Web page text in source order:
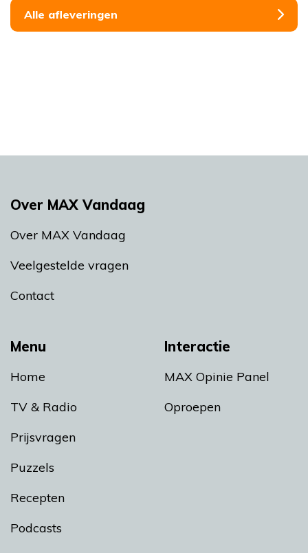
Alle afleveringen
Menu
Home
TV & Radio
Prijsvragen
Puzzels
Recepten
Podcasts
Interactie
MAX Opinie Panel
Oproepen
Over MAX Vandaag
Over MAX Vandaag
Veelgestelde vragen
Contact